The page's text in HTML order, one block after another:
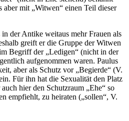
aber mit „Witwen“ einen Teil dieser
der Antike weitaus mehr Frauen als
greift er die Gruppe der Witwen
Begriff der „Ledigen“ (nicht in der
aufgenommen waren. Paulus
aber als Schutz vor „Begierde“ (V.
Für ihn hat die Sexualität den Platz
hier den Schutzraum „Ehe“ so
empfiehlt, zu heiraten („sollen“, V.